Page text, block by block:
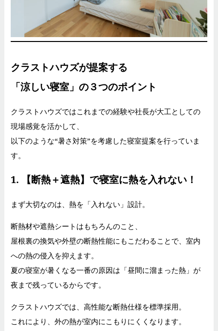
クラストハウズが提案する
「涼しい寝室」の３つのポイント
クラストハウズではこれまでの経験や社長が大工としての
現場感覚を活かして、
以下のような“暑さ対策”を考慮した寝室提案を行っていま
す。
1. 【断熱＋遮熱】で寝室に熱を入れない！
まず大切なのは、熱を「入れない」設計。
断熱材や遮熱シートはもちろんのこと、
屋根裏の換気や外壁の断熱性能にもこだわることで、室内
への熱の侵入を抑えます。
夏の寝室が暑くなる一番の原因は「昼間に溜まった熱」が
夜まで残っているからです。
クラストハウズでは、高性能な断熱仕様を標準採用。
これにより、外の熱が室内にこもりにくくなります。